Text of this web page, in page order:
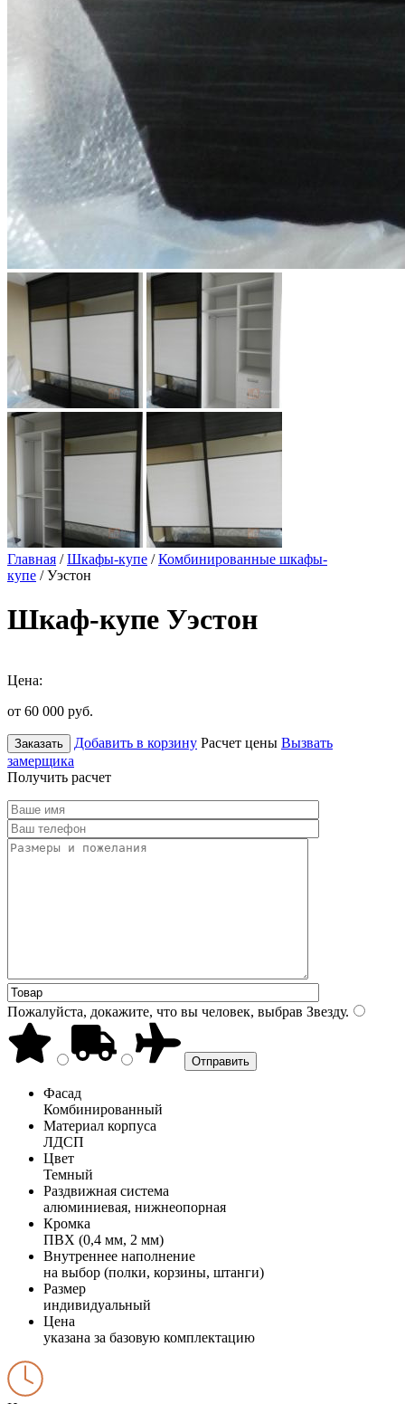
Главная /Шкафы-купе /Комбинированные шкафы-
купе / Уэстон
Шкаф-купе Уэстон
Цена:
от 60 000 руб.
Заказать Добавить в корзину Расчет цены Вызвать
замерщика
Получить расчет
Пожалуйста, докажите, что вы человек, выбрав Звезду.
Фасад
Комбинированный
Материал корпуса
ЛДСП
Цвет
Темный
Раздвижная система
алюминиевая, нижнеопорная
Кромка
ПВХ (0,4 мм, 2 мм)
Внутреннее наполнение
на выбор (полки, корзины, штанги)
Размер
индивидуальный
Цена
указана за базовую комплектацию